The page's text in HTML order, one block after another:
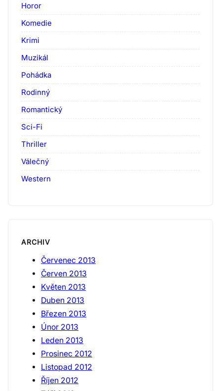
Horor
Komedie
Krimi
Muzikál
Pohádka
Rodinný
Romantický
Sci-Fi
Thriller
Válečný
Western
ARCHIV
Červenec 2013
Červen 2013
Květen 2013
Duben 2013
Březen 2013
Únor 2013
Leden 2013
Prosinec 2012
Listopad 2012
Říjen 2012